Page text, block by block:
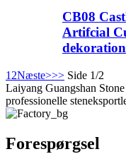
CB08
Artifcial
1 2Næste>>> Side 1/2
Laiyang Guangshan
professionelle
Forespørgsel